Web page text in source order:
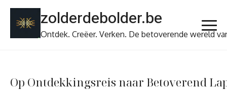
zolderdebolder.be
Ontdek. Creëer. Verken. De betoverende wereld
Op Ontdekkingsreis naar Betoverend